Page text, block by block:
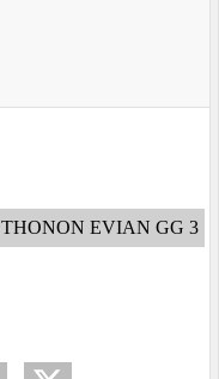
THONON EVIAN GG 3